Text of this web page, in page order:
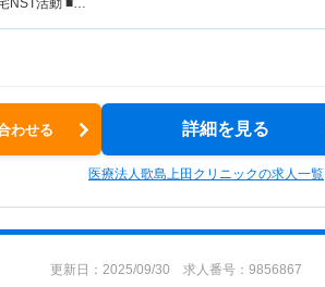
NST活動 ■…
わせる 詳細を見る
医療法人歌島上田クリニックの求人一覧
更新日：2025/09/30 求人番号：9856867